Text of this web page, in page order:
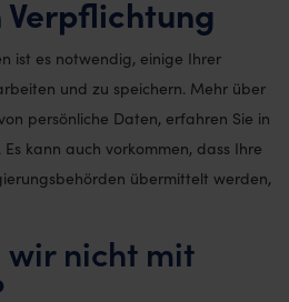
ist es notwendig, einige Ihrer
und zu speichern. Mehr über
persönliche Daten, erfahren Sie in
kann auch vorkommen, dass Ihre
übermittelt werden,
wir nicht mit